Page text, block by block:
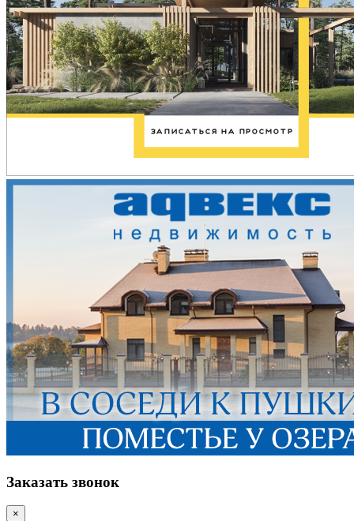
Заказать звонок
×